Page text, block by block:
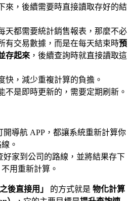
來，後續需要時直接讀取存好的結
天都需要統計銷售報表，那麼不必
有交易數據，而是在每天結束時預
存起來 ，後續查詢時就直接讀取這
快，減少重複計算的負擔。
不是即時更新的，需要定期刷新。
開導航 APP，都讓系統重新計算你
。
好家到公司的路線，並將結果存下
用重新計算。
後直接用」 的方式就是 物化計算